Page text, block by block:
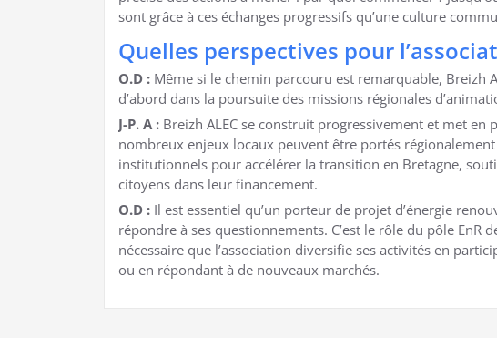
sont grâce à ces échanges progressifs qu’une culture
Quelles perspectives pour
O.D : Même si le chemin parcouru est remarquable, Breizh
d’abord dans la poursuite des missions régionales
J-P. A : Breizh ALEC se construit progressivement et met
nombreux enjeux locaux peuvent être portés
institutionnels pour accélérer la transition en Bretagne,
citoyens dans leur financement.
O.D : Il est essentiel qu’un porteur de projet d’énergie
répondre à ses questionnements. C’est le rôle du pôle
nécessaire que l’association diversifie ses activités en
ou en répondant à de nouveaux marchés.